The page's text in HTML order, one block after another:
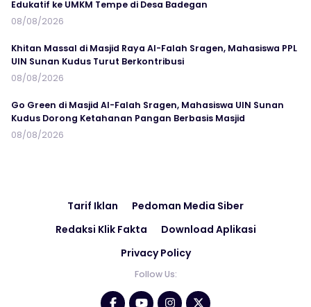
Edukatif ke UMKM Tempe di Desa Badegan
08/08/2026
Khitan Massal di Masjid Raya Al-Falah Sragen, Mahasiswa PPL
UIN Sunan Kudus Turut Berkontribusi
08/08/2026
Go Green di Masjid Al-Falah Sragen, Mahasiswa UIN Sunan
Kudus Dorong Ketahanan Pangan Berbasis Masjid
08/08/2026
Tarif Iklan
Pedoman Media Siber
Redaksi Klik Fakta
Download Aplikasi
Privacy Policy
Follow Us: